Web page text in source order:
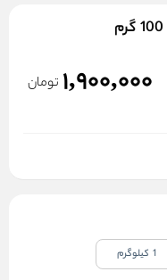
1,900,000 تومان
1 کیلوگرم